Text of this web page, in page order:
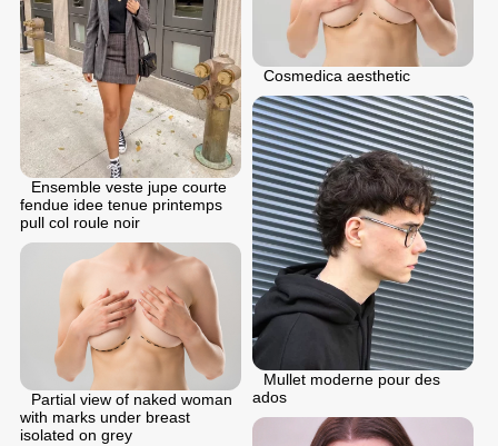
Ensemble veste jupe courte
fendue idee tenue printemps
pull col roule noir
Cosmedica aesthetic
Mullet moderne pour des
ados
Partial view of naked woman
with marks under breast
isolated on grey